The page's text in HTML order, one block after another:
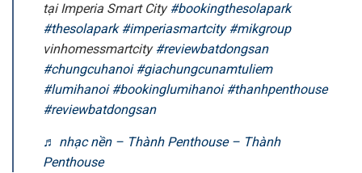
tại Imperia Smart City#bookingthesolapark
#thesolapark #imperiasmartcity #mikgroup
vinhomessmartcity#reviewbatdongsan
#chungcuhanoi #giachungcunamtuliem
#lumihanoi #bookinglumihanoi #thanhpenthouse
#reviewbatdongsan
♬ nhạc nền – Thành Penthouse – Thành
Penthouse